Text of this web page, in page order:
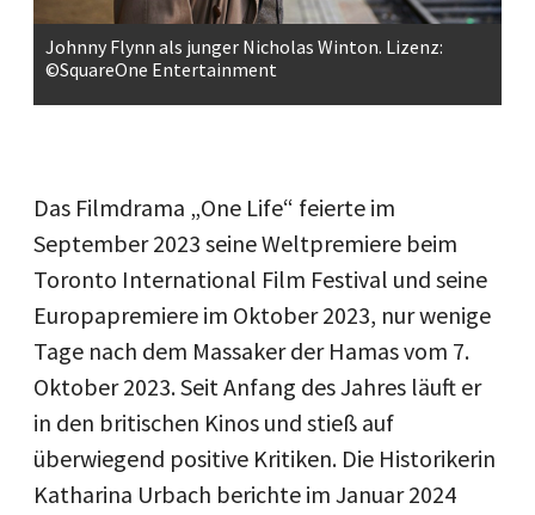
Johnny Flynn als junger Nicholas Winton. Lizenz:
©SquareOne Entertainment
Das Filmdrama „One Life“ feierte im
September 2023 seine Weltpremiere beim
Toronto International Film Festival und seine
Europapremiere im Oktober 2023, nur wenige
Tage nach dem Massaker der Hamas vom 7.
Oktober 2023. Seit Anfang des Jahres läuft er
in den britischen Kinos und stieß auf
überwiegend positive Kritiken. Die Historikerin
Katharina Urbach berichte im Januar 2024